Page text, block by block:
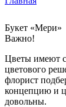
Букет «Мери»
Важно!
Цветы имеют
цветового
флорист
концепцию и
довольны.